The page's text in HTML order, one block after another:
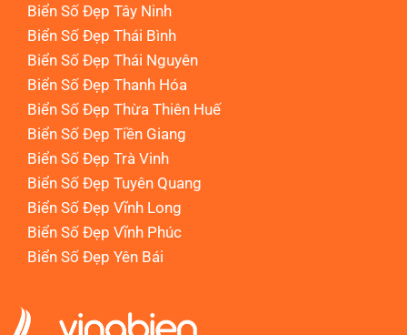
Biển Số Đẹp Tây Ninh
Biển Số Đẹp Thái Bình
Biển Số Đẹp Thái Nguyên
Biển Số Đẹp Thanh Hóa
Biển Số Đẹp Thừa Thiên Huế
Biển Số Đẹp Tiền Giang
Biển Số Đẹp Trà Vinh
Biển Số Đẹp Tuyên Quang
Biển Số Đẹp Vĩnh Long
Biển Số Đẹp Vĩnh Phúc
Biển Số Đẹp Yên Bái